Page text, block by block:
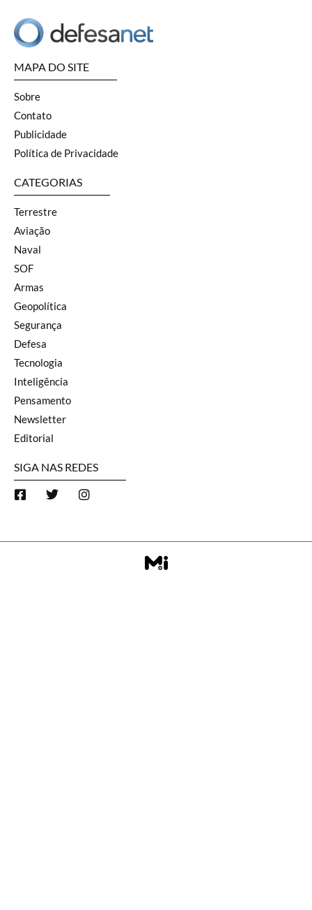
MAPA DO SITE
Sobre
Contato
Publicidade
Política de Privacidade
CATEGORIAS
Terrestre
Aviação
Naval
SOF
Armas
Geopolítica
Segurança
Defesa
Tecnologia
Inteligência
Pensamento
Newsletter
Editorial
SIGA NAS REDES